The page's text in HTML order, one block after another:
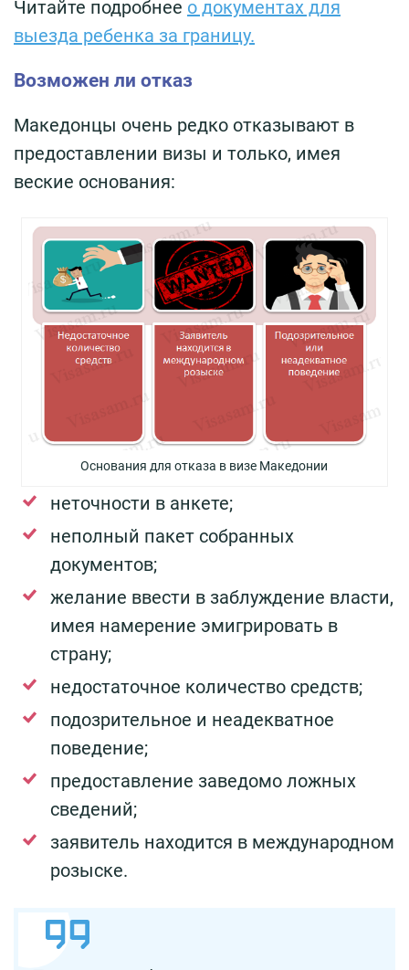
Читайте подробнее о документах для
выезда ребенка за границу.
Возможен ли отказ
Македонцы очень редко отказывают в
предоставлении визы и только, имея
веские основания:
Основания для отказа в визе Македонии
неточности в анкете;
неполный пакет собранных
документов;
желание ввести в заблуждение власти,
имея намерение эмигрировать в
страну;
недостаточное количество средств;
подозрительное и неадекватное
поведение;
предоставление заведомо ложных
сведений;
заявитель находится в международном
розыске.